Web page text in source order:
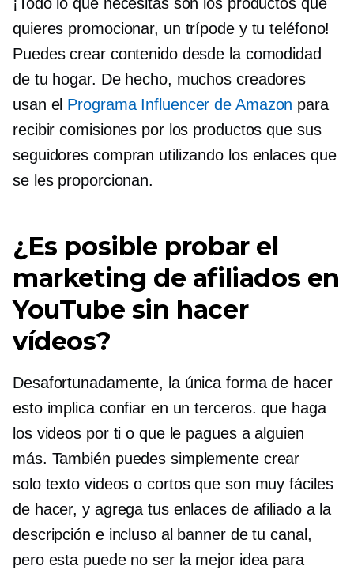
quieres promocionar, un trípode y tu teléfono!
Puedes crear contenido desde la comodidad
de tu hogar. De hecho, muchos creadores
usan el Programa Influencer de Amazon para
recibir comisiones por los productos que sus
seguidores compran utilizando los enlaces que
se les proporcionan.
¿Es posible probar el
marketing de afiliados en
YouTube sin hacer
vídeos?
Desafortunadamente, la única forma de hacer
esto implica confiar en unterceros. que haga
los videos por ti o que le pagues a alguien
más. También puedes simplemente crear
solo texto videos o cortos que son muy fáciles
de hacer, y agrega tus enlaces de afiliado a la
descripción e incluso al banner de tu canal,
pero esta puede no ser la mejor idea para